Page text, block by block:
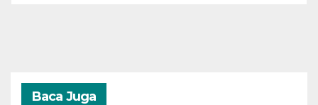
Baca Juga